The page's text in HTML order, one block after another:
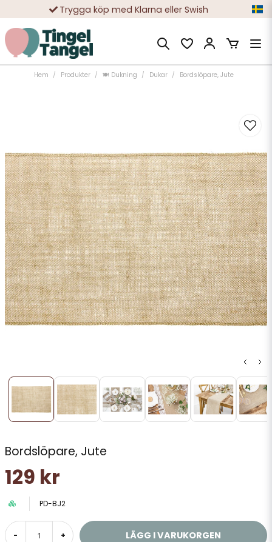
Trygga köp med Klarna eller Swish
10 000-tals nöjda kunder
Hem Produkter 🍽️ Dukning Dukar Bordslöpare, Jute
Bordslöpare, Jute
129 kr
PD-BJ2
- + LÄGG I VARUKORGEN